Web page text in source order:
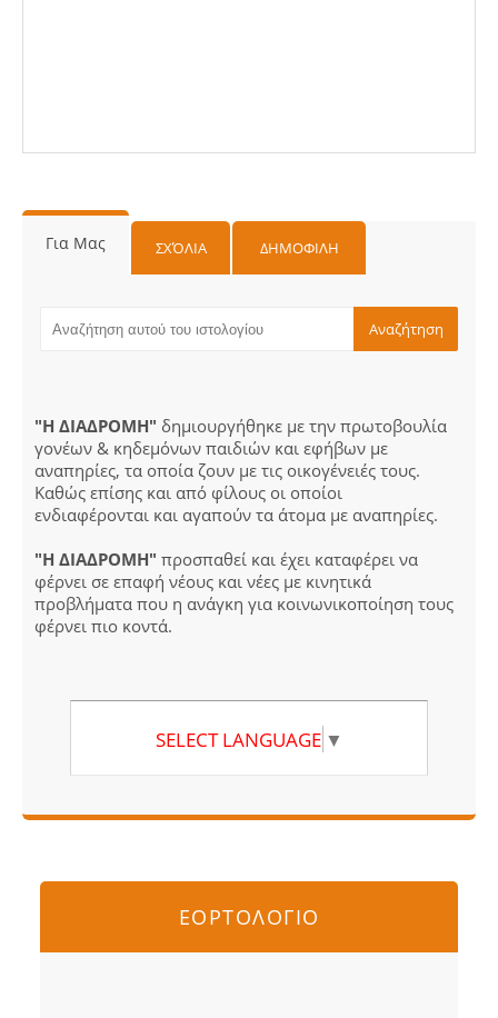
Για Μας ΣΧΌΛΙΑ ΔΗΜΟΦΙΛΗ
"Η ΔΙΑΔΡΟΜΗ" δημιουργήθηκε με την πρωτοβουλία
γονέων & κηδεμόνων παιδιών και εφήβων με
αναπηρίες, τα οποία ζουν με τις οικογένειές τους.
Καθώς επίσης και από φίλους οι οποίοι
ενδιαφέρονται και αγαπούν τα άτομα με αναπηρίες.
"Η ΔΙΑΔΡΟΜΗ" προσπαθεί και έχει καταφέρει να
φέρνει σε επαφή νέους και νέες με κινητικά
προβλήματα που η ανάγκη για κοινωνικοποίηση τους
φέρνει πιο κοντά.
SELECT LANGUAGE ▼
ΕΟΡΤΟΛΟΓΙΟ